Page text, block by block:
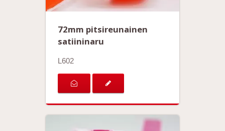
72mm pitsireunainen
satiininaru
L602